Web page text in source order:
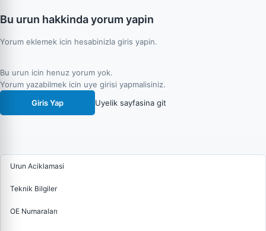
Bu urun hakkinda yorum yapin
Yorum eklemek icin hesabinizla giris yapin.
Bu urun icin henuz yorum yok.
Yorum yazabilmek icin uye girisi yapmalisiniz.
Giris Yap
Uyelik sayfasina git
Urun Aciklamasi
Teknik Bilgiler
OE Numaraları